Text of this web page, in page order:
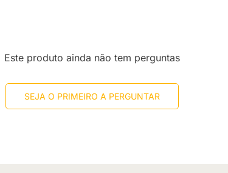
Este produto ainda não tem perguntas
SEJA O PRIMEIRO A PERGUNTAR